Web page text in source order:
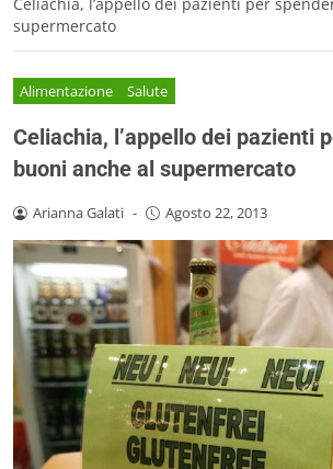
supermercato
Alimentazione Salute
Celiachia, l’appello dei pazienti
buoni anche al supermercato
Arianna Galati - Agosto 22, 2013